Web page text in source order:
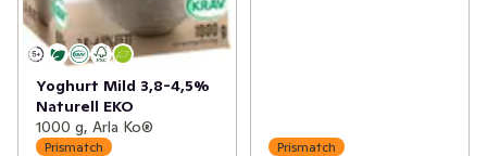
Yoghurt Mild 3,8-4,5%
Naturell EKO
1000 g, Arla Ko®
Prismatch Prismatch